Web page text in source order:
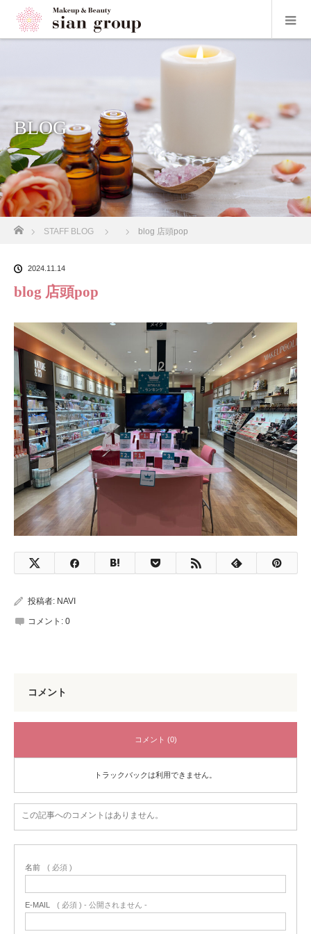
BLOG
ホーム
STAFF BLOG blog 店頭pop
2024.11.14
blog 店頭pop
投稿者: NAVI
コメント: 0
コメント
コメント (0)
トラックバックは利用できません。
この記事へのコメントはありません。
名前 ( 必須 )
E-MAIL ( 必須 ) - 公開されません -